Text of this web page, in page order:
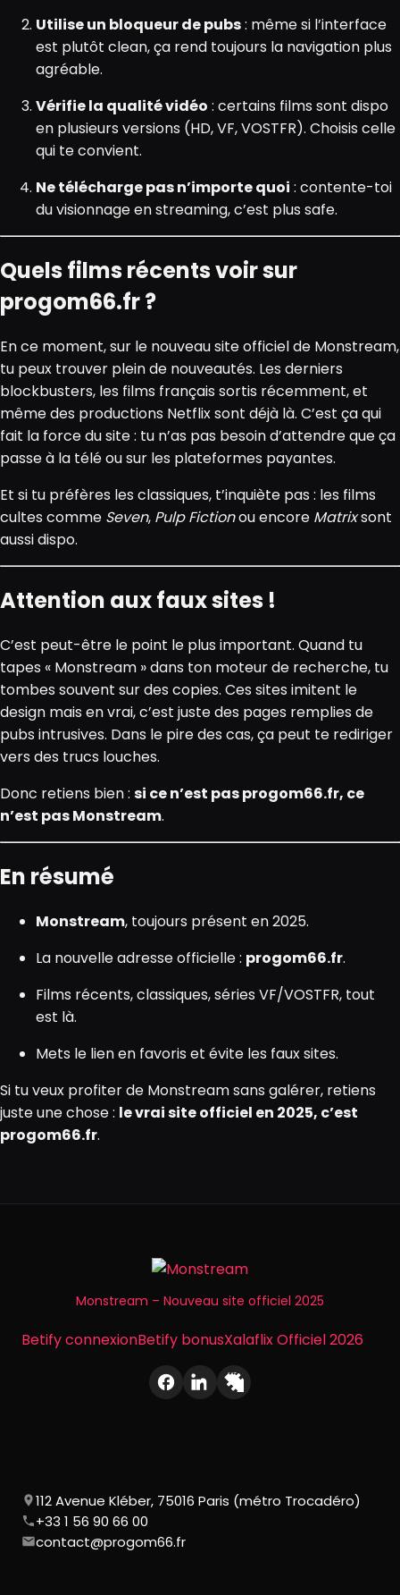
Utilise un bloqueur de pubs: même si l’interface
est plutôt clean, ça rend toujours la navigation plus
agréable.
Vérifie la qualité vidéo : certains films sont dispo
en plusieurs versions (HD, VF, VOSTFR). Choisis celle
qui te convient.
Ne télécharge pas n’importe quoi : contente-toi
du visionnage en streaming, c’est plus safe.
Quels films récents voir sur
progom66.fr ?
En ce moment, sur le nouveau site officiel de Monstream,
tu peux trouver plein de nouveautés. Les derniers
blockbusters, les films français sortis récemment, et
même des productions Netflix sont déjà là. C’est ça qui
fait la force du site : tu n’as pas besoin d’attendre que ça
passe à la télé ou sur les plateformes payantes.
Et si tu préfères les classiques, t’inquiète pas : les films
cultes comme Seven, Pulp Fictionou encore Matrixsont
aussi dispo.
Attention aux faux sites !
C’est peut-être le point le plus important. Quand tu
tapes « Monstream » dans ton moteur de recherche, tu
tombes souvent sur des copies. Ces sites imitent le
design mais en vrai, c’est juste des pages remplies de
pubs intrusives. Dans le pire des cas, ça peut te rediriger
vers des trucs louches.
Donc retiens bien : si ce n’est pas progom66.fr, ce
n’est pas Monstream.
En résumé
Monstream, toujours présent en 2025.
La nouvelle adresse officielle : progom66.fr.
Films récents, classiques, séries VF/VOSTFR, tout
est là.
Mets le lien en favoris et évite les faux sites.
Si tu veux profiter de Monstream sans galérer, retiens
juste une chose : le vrai site officiel en 2025, c’est
progom66.fr.
Monstream – Nouveau site officiel 2025
Betify connexionBetify bonusXalaflix Officiel 2026
112 Avenue Kléber, 75016 Paris (métro Trocadéro)
+33 1 56 90 66 00
contact@progom66.fr